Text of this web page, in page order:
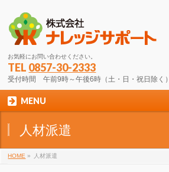
お気軽にお問い合わせください。
TEL 0857-30-2333
受付時間 午前9時～午後6時（土・日・祝日除く）
MENU
人材派遣
HOME » 人材派遣